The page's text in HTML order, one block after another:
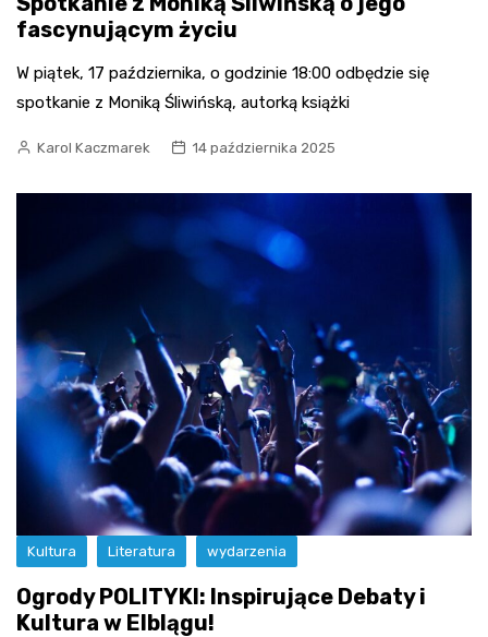
fascynującym życiu
W piątek, 17 października, o godzinie 18:00 odbędzie się
spotkanie z Moniką Śliwińską, autorką książki
Karol Kaczmarek 14 października 2025
Kultura Literatura wydarzenia
Ogrody POLITYKI: Inspirujące Debaty i
Kultura w Elblągu!